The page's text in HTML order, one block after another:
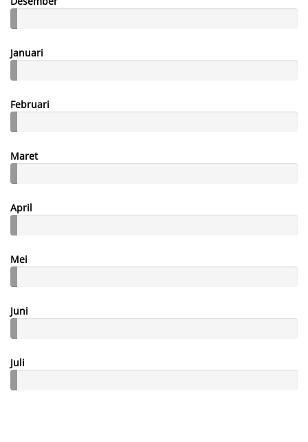
Januari
Februari
Maret
April
Mei
Juni
Juli